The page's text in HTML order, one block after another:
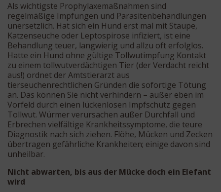
Als wichtigste Prophylaxemaßnahmen sind
regelmäßige Impfungen und Parasitenbehandlungen
unersetzlich. Hat sich ein Hund erst mal mit Staupe,
Katzenseuche oder Leptospirose infiziert, ist eine
Behandlung teuer, langwierig und allzu oft erfolglos.
Hatte ein Hund ohne gültige Tollwutimpfung Kontakt
zu einem tollwutverdächtigen Tier (der Verdacht reicht
aus!) ordnet der Amtstierarzt aus
tierseuchenrechtlichen Gründen die sofortige Tötung
an. Das können Sie nicht verhindern – außer eben im
Vorfeld durch einen lückenlosen Impfschutz gegen
Tollwut. Würmer verursachen außer Durchfall und
Erbrechen vielfältige Krankheitssymptome, die teure
Diagnostik nach sich ziehen. Flöhe, Mücken und Zecken
übertragen gefährliche Krankheiten; einige davon sind
unheilbar.
Nicht abwarten, bis aus der Mücke doch ein Elefant
wird